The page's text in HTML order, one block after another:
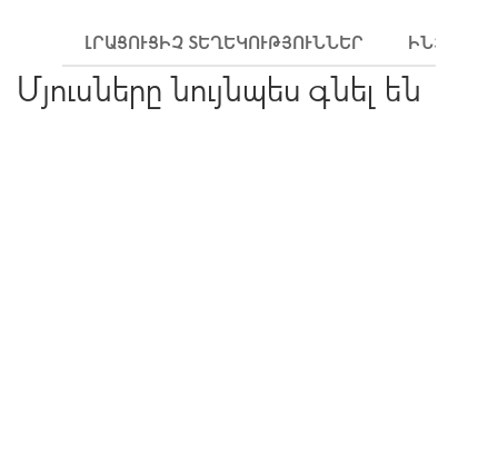
ԼՐԱՑՈՒՑԻՉ ՏԵՂԵԿՈՒԹՅՈՒՆՆԵՐ ԻՆՉՊԵՍ
Մյուսները նույնպես գնել են